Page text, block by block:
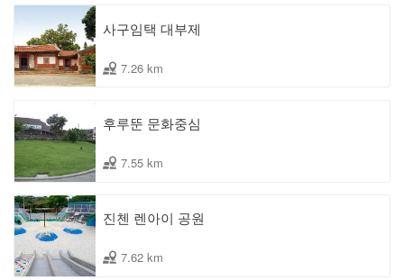
사구임택 대부제
7.26 km
후루뚠 문화중심
7.55 km
진첸 렌아이 공원
7.62 km